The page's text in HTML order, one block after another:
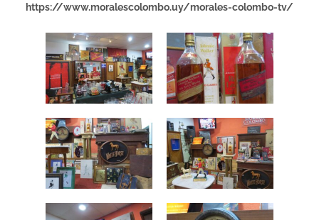
https://www.moralescolombo.uy/morales-colombo-tv/